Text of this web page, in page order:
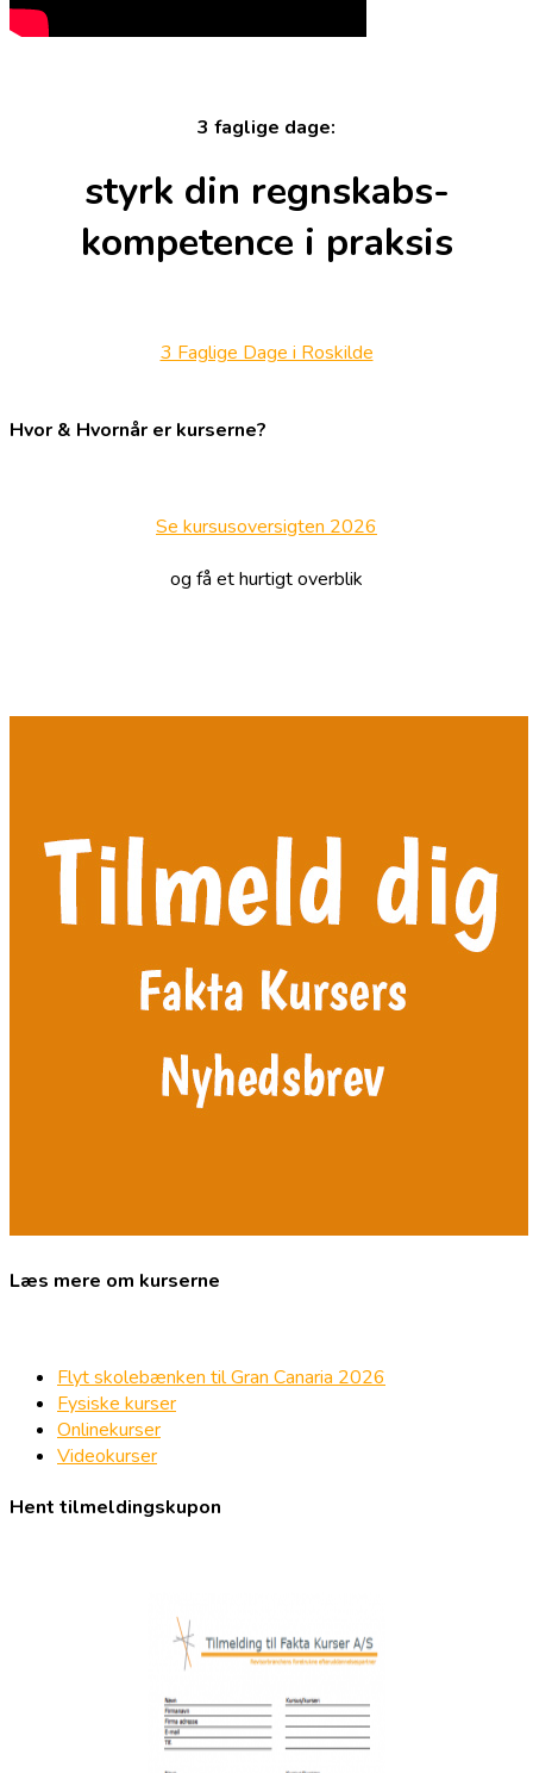
3 faglige dage:
styrk din regnskabs-
kompetence i praksis
3 Faglige Dage i Roskilde
Hvor & Hvornår er kurserne?
Se kursusoversigten 2026
og få et hurtigt overblik
Læs mere om kurserne
Flyt skolebænken til Gran Canaria 2026
Fysiske kurser
Onlinekurser
Videokurser
Hent tilmeldingskupon